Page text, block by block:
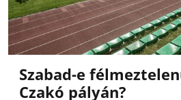
Szabad-e
Czakó pályán?